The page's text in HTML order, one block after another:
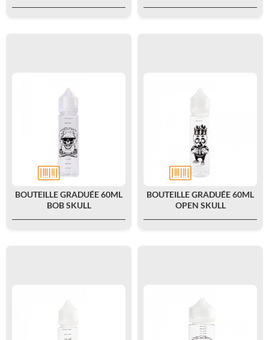
BOUTEILLE GRADUÉE 60ML
BOB SKULL
BOUTEILLE GRADUÉE 60ML
OPEN SKULL